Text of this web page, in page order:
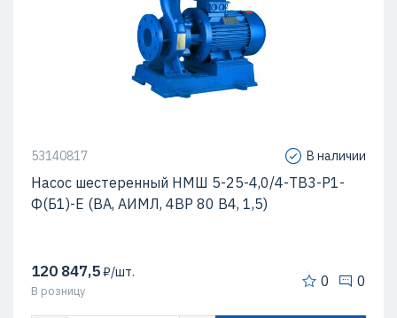
53140817 В наличии
Насос шестеренный НМШ 5-25-4,0/4-ТВ3-Р1-
Ф(Б1)-Е (ВА, АИМЛ, 4ВР 80 В4, 1,5)
120 847,5₽/шт.
В розницу
0 0